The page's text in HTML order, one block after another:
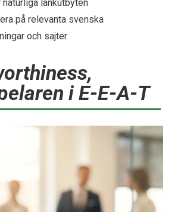
länkutbyten
på relevanta svenska
och sajter
i E-E-A-T